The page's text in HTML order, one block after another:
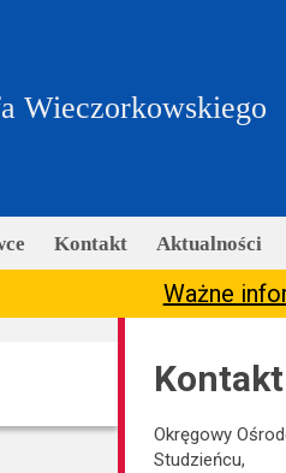
Wieczorkowskiego
Kontakt Aktualności
Ważne
Kontakt
Okręgowy
Studzieńcu,